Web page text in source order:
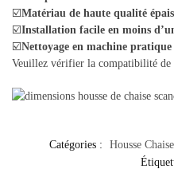
☑️Matériau de haute qualité
☑️Installation facile en moins
☑️Nettoyage en machine pratique
Veuillez vérifier la compatibilité de
Catégories : Housse Chaise,